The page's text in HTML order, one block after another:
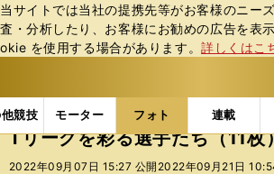
当サイトでは当社の提携先等がお客様のニー
査・分析したり、お客様にお勧めの広告を表
okie を使⽤する場合があります。詳しくはこ
競技 モーター フォト 連載
b
ス
ポ
ル
フォトギャラリー コラムフォト
Tリーグを彩る選手たち（11
2022年09月07日 15:27 公開 2022年09月21日